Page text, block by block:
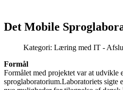
Det Mobile
Kategori: Læring med IT -
Formål
Formålet med projektet var at udvikle
sproglaboratorium.Laboratoriets sigte